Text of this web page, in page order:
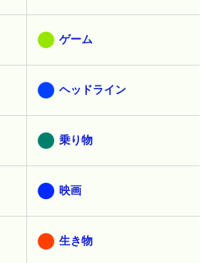
ゲーム
ヘッドライン
乗り物
映画
生き物